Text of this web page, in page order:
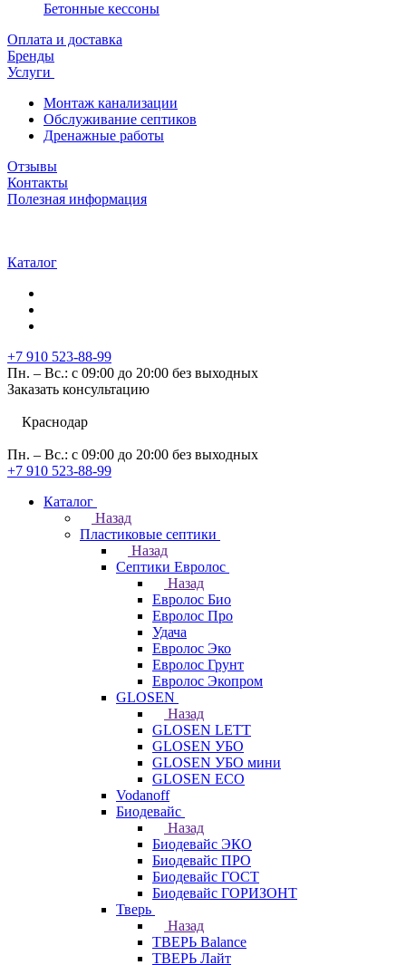
Бетонные кессоны
Оплата и доставка
Бренды
Услуги
Монтаж канализации
Обслуживание септиков
Дренажные работы
Отзывы
Контакты
Полезная информация
Каталог
+7 910 523-88-99
Пн. – Вс.: с 09:00 до 20:00 без выходных
Заказать консультацию
Краснодар
Пн. – Вс.: с 09:00 до 20:00 без выходных
+7 910 523-88-99
Каталог
Назад
Пластиковые септики
Назад
Септики Евролос
Назад
Евролос Био
Евролос Про
Удача
Евролос Эко
Евролос Грунт
Евролос Экопром
GLOSEN
Назад
GLOSEN LETT
GLOSEN УБО
GLOSEN УБО мини
GLOSEN ECO
Vodanoff
Биодевайс
Назад
Биодевайс ЭКО
Биодевайс ПРО
Биодевайс ГОСТ
Биодевайс ГОРИЗОНТ
Тверь
Назад
ТВЕРЬ Balance
ТВЕРЬ Лайт